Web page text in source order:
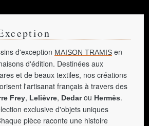
d'exception MAISON TRAMIS en
d'édition. Destinées aux
et de beaux textiles, nos créations
l'artisanat français à travers des
Frey, Lelièvre, Dedarou Hermès.
exclusive d'objets uniques
pièce raconte une histoire